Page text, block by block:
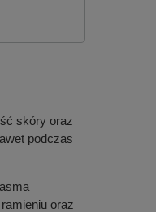
skóry oraz
podczas
oraz